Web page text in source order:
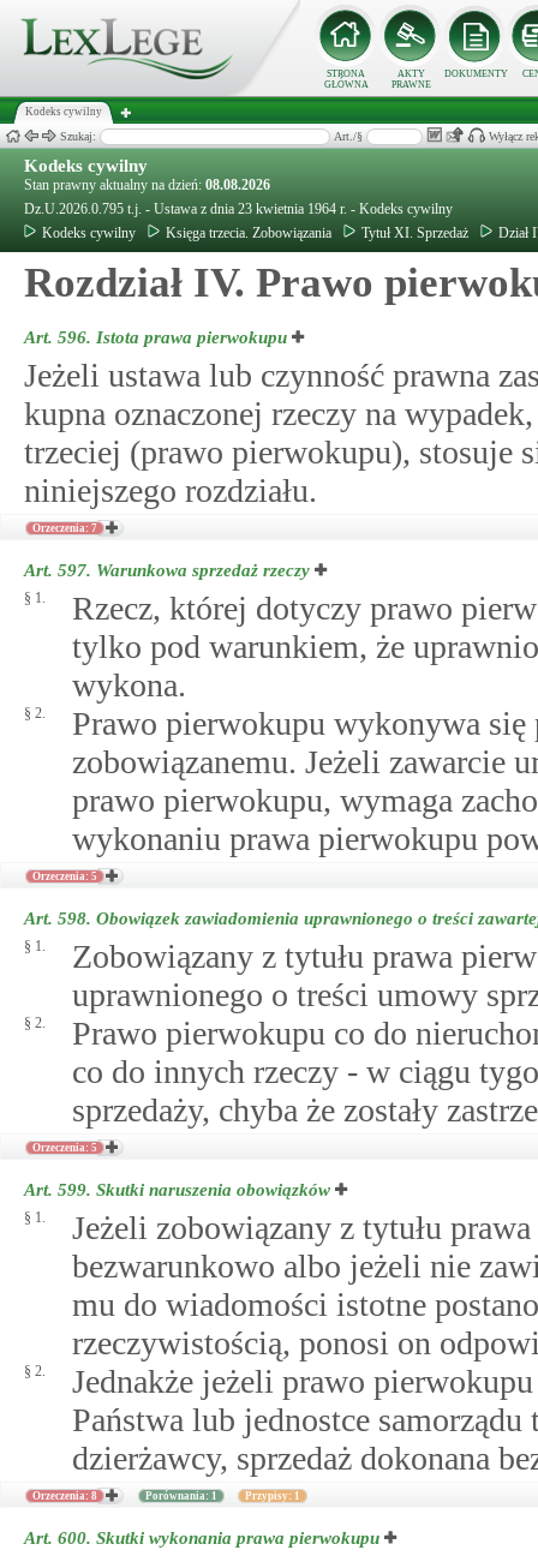
STRONA
GŁÓWNA
AKTY
PRAWNE
DOKUMENTY
Kodeks cywilny
Szukaj: Art./§ Wyłącz
Kodeks cywilny
Stan prawny aktualny na dzień: 08.08.2026
Dz.U.2026.0.795 t.j. - Ustawa z dnia 23 kwietnia 1964 r. - Kodeks cywilny
Kodeks cywilny
Księga trzecia. Zobowiązania Tytuł XI. Sprzedaż Dział
Rozdział IV. Prawo
Art. 596. Istota prawa pierwokupu
Jeżeli ustawa lub czynność prawna
kupna oznaczonej rzeczy na
trzeciej (prawo pierwokupu), stosuje
niniejszego rozdziału.
Orzeczenia: 7
Art. 597. Warunkowa sprzedaż rzeczy
§ 1.
Rzecz, której dotyczy prawo
tylko pod warunkiem, że
wykona.
§ 2.
Prawo pierwokupu wykonywa się
zobowiązanemu. Jeżeli zawarcie
prawo pierwokupu, wymaga
wykonaniu prawa pierwokupu
Orzeczenia: 5
Art. 598. Obowiązek zawiadomienia uprawnionego o treści
§ 1.
Zobowiązany z tytułu prawa
uprawnionego o treści umowy
§ 2.
Prawo pierwokupu co do
co do innych rzeczy - w ciągu
sprzedaży, chyba że zostały
Orzeczenia: 5
Art. 599. Skutki naruszenia obowiązków
§ 1.
Jeżeli zobowiązany z tytułu
bezwarunkowo albo jeżeli nie
mu do wiadomości istotne
rzeczywistością, ponosi on
§ 2.
Jednakże jeżeli prawo
Państwa lub jednostce
dzierżawcy, sprzedaż dokonana
Orzeczenia: 8 Porównania: 1 Przypisy: 1
Art. 600. Skutki wykonania prawa pierwokupu